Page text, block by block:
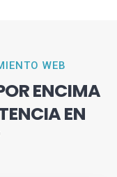
WEB
ENCIMA
EN